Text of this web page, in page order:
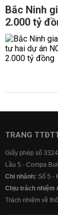
Bắc Ninh
2.000 tỷ
TRANG
Giấy phép số
Lầu 5 - Compa
Chi nhánh: Số 5 -
Chịu trách nhiệm
Trách nhiệm về